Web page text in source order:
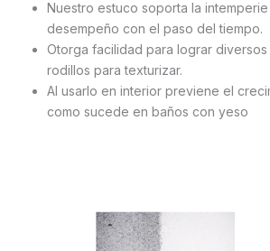
Nuestro estuco soporta la
desempeño con el paso del tiempo.
Otorga facilidad para lograr
rodillos para texturizar.
Al usarlo en interior previene el
como sucede en baños con yeso